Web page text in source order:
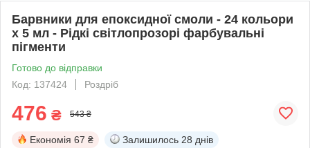
Барвники для епоксидної смоли - 24 кольори
х 5 мл - Рідкі світлопрозорі фарбувальні
пігменти
Готово до відправки
Код: 137424
Роздріб
476 ₴ 543 ₴
Економія 67 ₴ Залишилось 28 днів